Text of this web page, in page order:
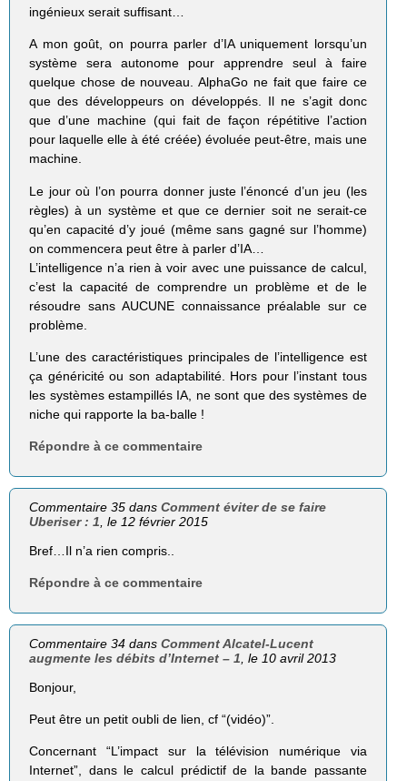
ingénieux serait suffisant…
A mon goût, on pourra parler d’IA uniquement lorsqu’un
système sera autonome pour apprendre seul à faire
quelque chose de nouveau. AlphaGo ne fait que faire ce
que des développeurs on développés. Il ne s’agit donc
que d’une machine (qui fait de façon répétitive l’action
pour laquelle elle à été créée) évoluée peut-être, mais une
machine.
Le jour où l’on pourra donner juste l’énoncé d’un jeu (les
règles) à un système et que ce dernier soit ne serait-ce
qu’en capacité d’y joué (même sans gagné sur l’homme)
on commencera peut être à parler d’IA…
L’intelligence n’a rien à voir avec une puissance de calcul,
c’est la capacité de comprendre un problème et de le
résoudre sans AUCUNE connaissance préalable sur ce
problème.
L’une des caractéristiques principales de l’intelligence est
ça généricité ou son adaptabilité. Hors pour l’instant tous
les systèmes estampillés IA, ne sont que des systèmes de
niche qui rapporte la ba-balle !
Répondre à ce commentaire
Commentaire 35 dansComment éviter de se faire
Uberiser : 1 , le 12 février 2015
Bref…Il n’a rien compris..
Répondre à ce commentaire
Commentaire 34 dansComment Alcatel-Lucent
augmente les débits d’Internet – 1 , le 10 avril 2013
Bonjour,
Peut être un petit oubli de lien, cf “(vidéo)”.
Concernant “L’impact sur la télé­vi­sion numérique via
Internet”, dans le calcul prédictif de la bande passante